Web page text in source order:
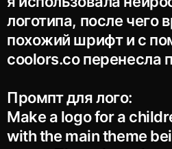
логотипа, после чего
похожий шрифт и с
coolors.co перенесла
Промпт для лого:
Make a logo for a
with the main theme